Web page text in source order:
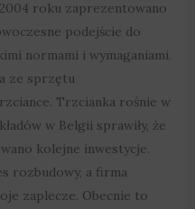
roku zaprezentowano
podejście do
normami i wymaganiami.
ze sprzętu
Trzcianka rośnie w
w Belgii sprawiły, że
kolejne inwestycje.
rozbudowy, a firma
zaplecze. Obecnie to